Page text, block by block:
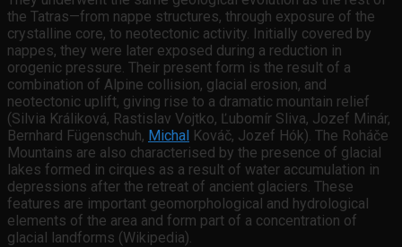
the Tatras—from nappe structures, through exposure of the
crystalline core, to neotectonic activity. Initially covered by
nappes, they were later exposed during a reduction in
orogenic pressure. Their present form is the result of a
combination of Alpine collision, glacial erosion, and
neotectonic uplift, giving rise to a dramatic mountain relief
(Silvia Králiková, Rastislav Vojtko, Ľubomír Sliva, Jozef Minár,
Bernhard Fügenschuh, Michal Kováč, Jozef Hók). The Roháče
Mountains are also characterised by the presence of glacial
lakes formed in cirques as a result of water accumulation in
depressions after the retreat of ancient glaciers. These
features are important geomorphological and hydrological
elements of the area and form part of a concentration of
glacial landforms (Wikipedia).